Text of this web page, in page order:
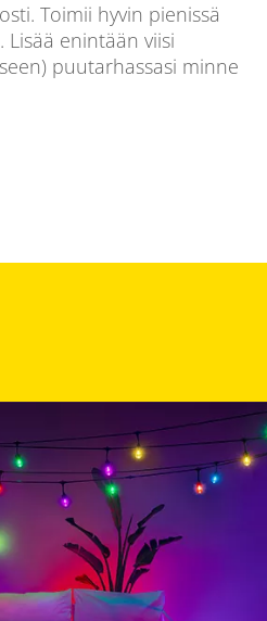
Toimii hyvin pienissä
enintään viisi
puutarhassasi minne